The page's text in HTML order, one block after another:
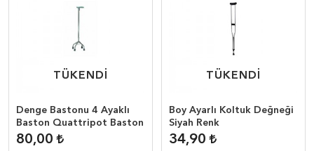
TÜKENDİ
TÜKENDİ
Denge Bastonu 4 Ayaklı
Baston Quattripot Baston
80,00
TÜKENDİ
TÜKENDİ
Boy Ayarlı Koltuk Değneği
Siyah Renk
34,90